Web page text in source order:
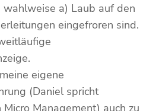
a) Laub auf den
eingefroren sind.
eigene
(Daniel spricht